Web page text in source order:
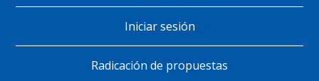
Iniciar sesión
Radicación de propuestas